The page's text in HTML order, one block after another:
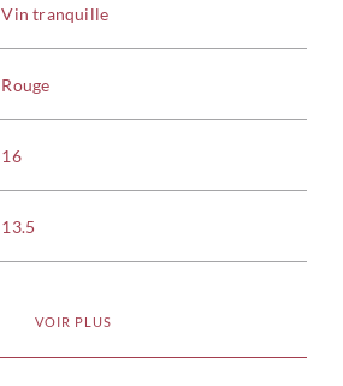
Vin tranquille
Rouge
16
13.5
VOIR PLUS